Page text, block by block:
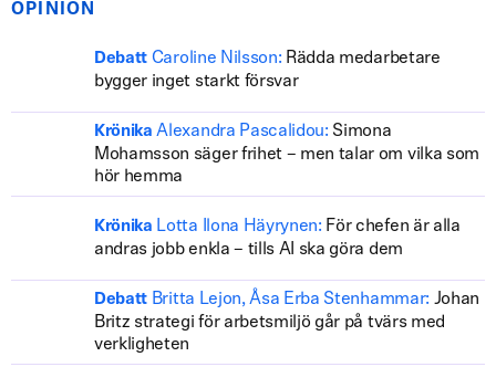
OPINION
Debatt Caroline Nilsson: Rädda medarbetare
bygger inget starkt försvar
Krönika Alexandra Pascalidou: Simona
Mohamsson säger frihet – men talar om vilka som
hör hemma
Krönika Lotta Ilona Häyrynen: För chefen är alla
andras jobb enkla – tills AI ska göra dem
Debatt Britta Lejon, Åsa Erba Stenhammar: Johan
Britz strategi för arbetsmiljö går på tvärs med
verkligheten